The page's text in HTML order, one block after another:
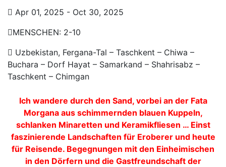
Apr 01, 2025 - Oct 30, 2025
MENSCHEN: 2-10
Uzbekistan, Fergana-Tal – Taschkent – ​​Chiwa –
Buchara – Dorf Hayat – Samarkand – Shahrisabz –
Taschkent – ​​Chimgan
Ich wandere durch den Sand, vorbei an der Fata
Morgana aus schimmernden blauen Kuppeln,
schlanken Minaretten und Keramikfliesen … Einst
faszinierende Landschaften für Eroberer und heute
für Reisende. Begegnungen mit den Einheimischen
in den Dörfern und die Gastfreundschaft der